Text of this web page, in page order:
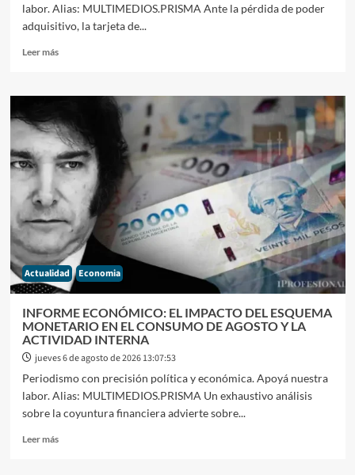
AÑO
labor. Alias: MULTIMEDIOS.PRISMA Ante la pérdida de poder
adquisitivo, la tarjeta de...
Leer másLeer
INFORME
Y
FINANCIERO:
MÁS
DEL
70%
DE
LOS
HOGARES
TIENE
DEUDAS
Y
LA
TOMA
CRÉDITOS
COMER
Actualidad Economia
INFORME ECONÓMICO: EL IMPACTO DEL ESQUEMA
MONETARIO EN EL CONSUMO DE AGOSTO Y LA
ACTIVIDAD INTERNA
jueves 6 de agosto de 2026 13:07:53
Periodismo con precisión política y económica. Apoyá nuestra
labor. Alias: MULTIMEDIOS.PRISMA Un exhaustivo análisis
sobre la coyuntura financiera advierte sobre...
Leer másLeer